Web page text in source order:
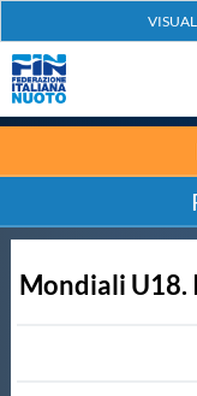
Nuoto
Tuffi
Mondiali U18.